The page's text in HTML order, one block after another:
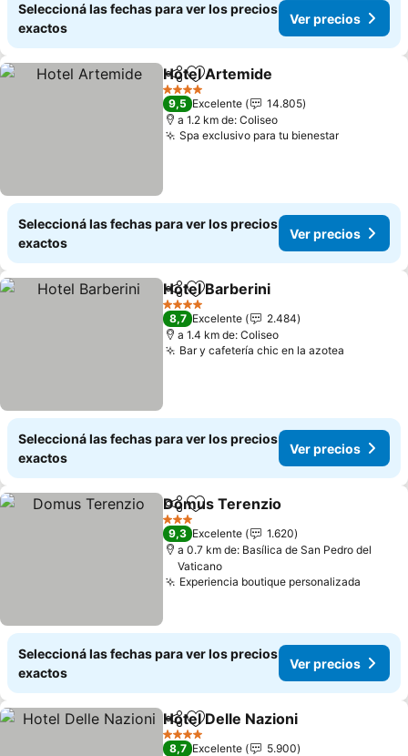
Seleccioná las fechas para ver los precios
exactos
Ver precios
CompartirAñadir a favoritos
Hotel Artemide
4 Estrellas
9,5 Excelente
14.805
a 1.2 km de: Coliseo
Spa exclusivo para tu bienestar
Seleccioná las fechas para ver los precios
exactos
Ver precios
CompartirAñadir a favoritos
Hotel Barberini
4 Estrellas
8,7 Excelente
2.484
a 1.4 km de: Coliseo
Bar y cafetería chic en la azotea
Seleccioná las fechas para ver los precios
exactos
Ver precios
CompartirAñadir a favoritos
Domus Terenzio
3 Estrellas
9,3 Excelente
1.620
a 0.7 km de: Basílica de San Pedro del
Vaticano
Experiencia boutique personalizada
Seleccioná las fechas para ver los precios
exactos
Ver precios
CompartirAñadir a favoritos
Hotel Delle Nazioni
4 Estrellas
8,7 Excelente
5.900